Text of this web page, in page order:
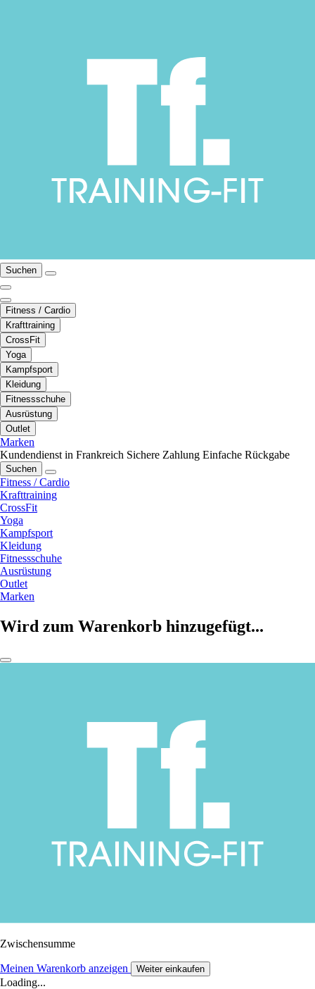
Suchen
Fitness / Cardio
Krafttraining
CrossFit
Yoga
Kampfsport
Kleidung
Fitnessschuhe
Ausrüstung
Outlet
Marken
Kundendienst in Frankreich Sichere Zahlung Einfache Rückgabe
Suchen
Fitness / Cardio
Krafttraining
CrossFit
Yoga
Kampfsport
Kleidung
Fitnessschuhe
Ausrüstung
Outlet
Marken
Wird zum Warenkorb hinzugefügt...
Zwischensumme
Meinen Warenkorb anzeigen Weiter einkaufen
Loading...